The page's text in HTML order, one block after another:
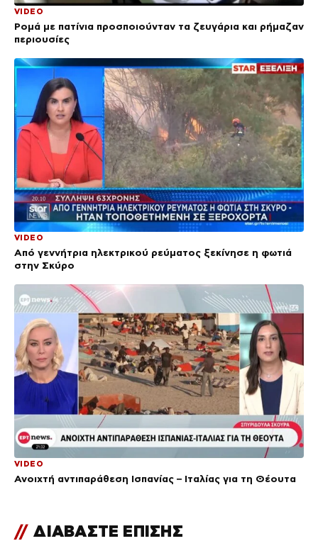
VIDEO
Ρομά με πατίνια προσποιούνταν τα ζευγάρια και ρήμαζαν
περιουσίες
VIDEO
Από γεννήτρια ηλεκτρικού ρεύματος ξεκίνησε η φωτιά
στην Σκύρο
VIDEO
Ανοιχτή αντιπαράθεση Ισπανίας – Ιταλίας για τη Θέουτα
// ΔΙΑΒΑΣΤΕ ΕΠΙΣΗΣ